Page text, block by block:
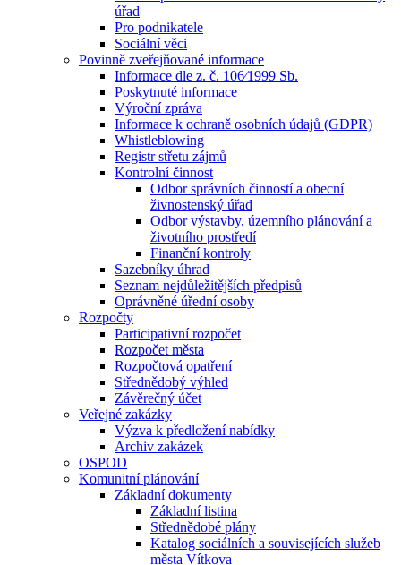
úřad
Pro podnikatele
Sociální věci
Povinně zveřejňované informace
Informace dle z. č. 106⁄1999 Sb.
Poskytnuté informace
Výroční zpráva
Informace k ochraně osobních údajů (GDPR)
Whistleblowing
Registr střetu zájmů
Kontrolní činnost
Odbor správních činností a obecní
živnostenský úřad
Odbor výstavby, územního plánování a
životního prostředí
Finanční kontroly
Sazebníky úhrad
Seznam nejdůležitějších předpisů
Oprávněné úřední osoby
Rozpočty
Participativní rozpočet
Rozpočet města
Rozpočtová opatření
Střednědobý výhled
Závěrečný účet
Veřejné zakázky
Výzva k předložení nabídky
Archiv zakázek
OSPOD
Komunitní plánování
Základní dokumenty
Základní listina
Střednědobé plány
Katalog sociálních a souvisejících služeb
města Vítkova